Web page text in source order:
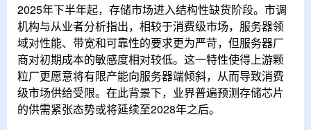
2025年下半年起，存储市场进入结构性缺货阶段。市调
机构与从业者分析指出，相较于消费级市场，服务器领
域对性能、带宽和可靠性的要求更为严苛，但服务器厂
商对初期成本的敏感度相对较低。这一特性使得上游颗
粒厂更愿意将有限产能向服务器端倾斜，从而导致消费
级市场供给受限。在此背景下，业界普遍预测存储芯片
的供需紧张态势或将延续至2028年之后。